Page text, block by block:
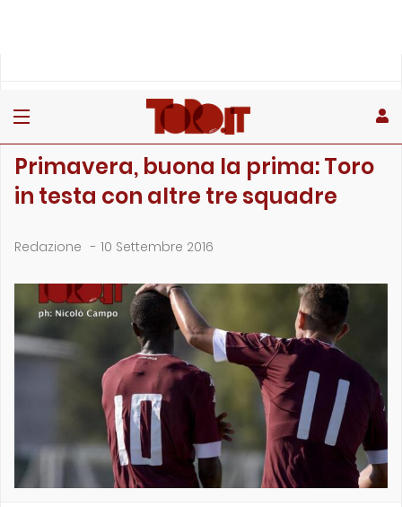
Primavera, buona la prima: Toro
in testa con altre tre squadre
Redazione - 10 Settembre 2016